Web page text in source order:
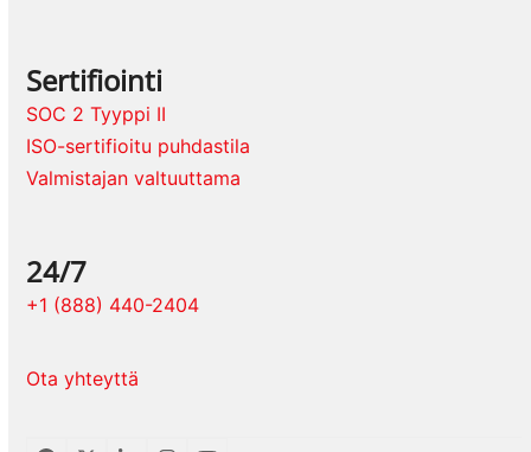
Sertifiointi
SOC 2 Tyyppi II
ISO-sertifioitu puhdastila
Valmistajan valtuuttama
24/7
+1 (888) 440-2404
Ota yhteyttä